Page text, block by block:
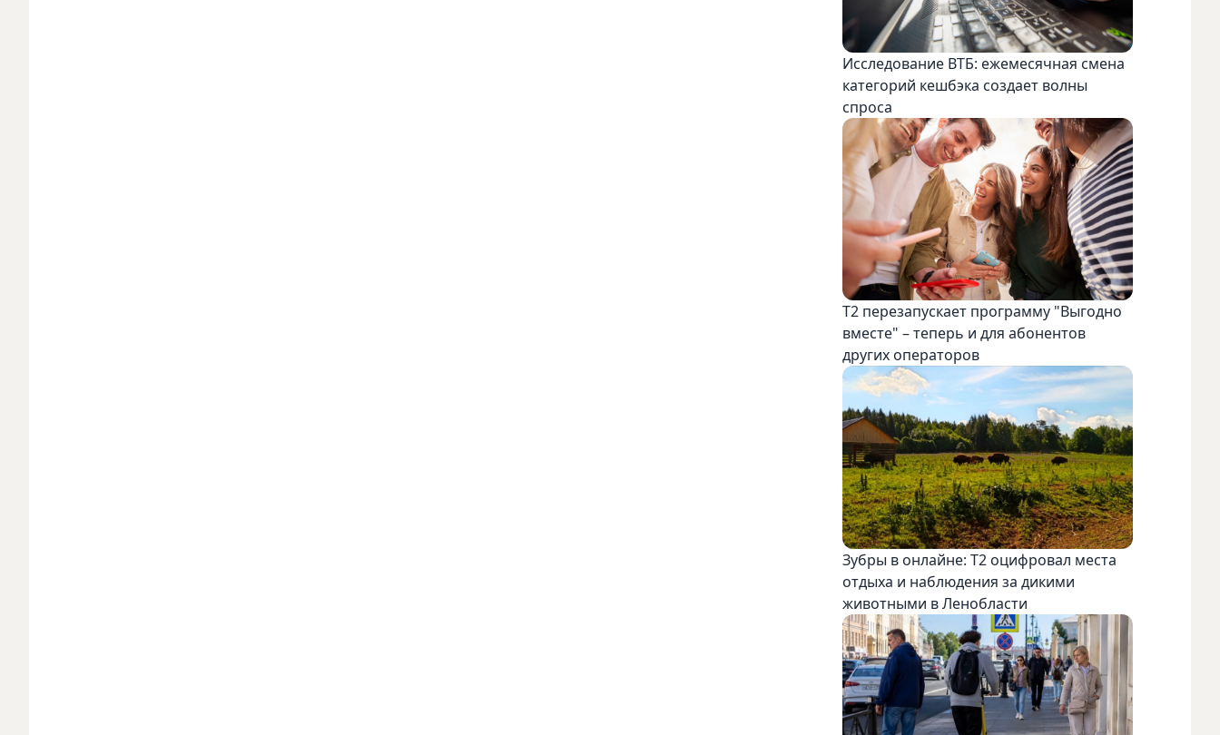
Исследование ВТБ: ежемесячная смена
категорий кешбэка создает волны
спроса
Т2 перезапускает программу "Выгодно
вместе" – теперь и для абонентов
других операторов
Зубры в онлайне: Т2 оцифровал места
отдыха и наблюдения за дикими
животными в Ленобласти